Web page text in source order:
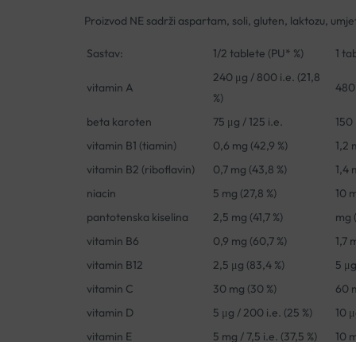
Proizvod NE sadrži aspartam, soli, gluten, laktozu,
Sastav: 1/2 tablete (PU* %) 1
vitamin A
240 μg / 800 i.e. (21,8
%)
480
beta karoten 75 μg / 125 i.e.
vitamin B1 (tiamin)
0,6 mg (42,9 %)
1,2
vitamin B2 (riboflavin)
0,7 mg (43,8 %)
1,4
niacin
5 mg (27,8 %)
10
pantotenska kiselina
2,5 mg (41,7 %)
mg
vitamin B6
0,9 mg (60,7 %)
1,7
vitamin B12
2,5 μg (83,4 %)
5
vitamin C
30 mg (30 %)
60
vitamin D
5 μg / 200 i.e. (25 %)
10
vitamin E
5 mg / 7,5 i.e. (37,5 %) 10